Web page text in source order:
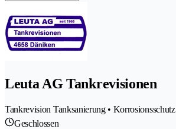
Leuta AG Tankrevisionen
Tankrevision Tanksanierung • Korrosionsschutz
Geschlossen